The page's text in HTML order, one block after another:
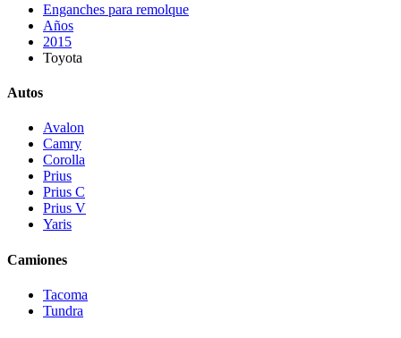
Enganches para remolque
Años
2015
Toyota
Autos
Avalon
Camry
Corolla
Prius
Prius C
Prius V
Yaris
Camiones
Tacoma
Tundra